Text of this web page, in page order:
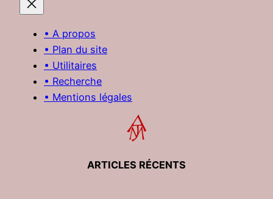
• A propos
• Plan du site
• Utilitaires
• Recherche
• Mentions légales
ARTICLES RÉCENTS